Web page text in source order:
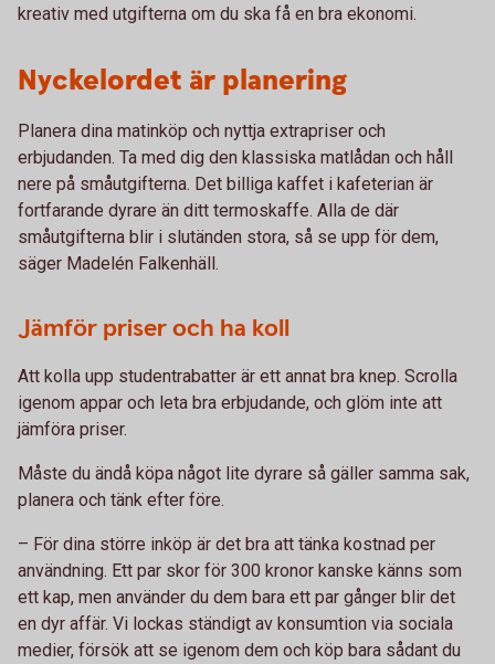
kreativ med utgifterna om du ska få en bra ekonomi.
Nyckelordet är planering
Planera dina matinköp och nyttja extrapriser och
erbjudanden. Ta med dig den klassiska matlådan och håll
nere på småutgifterna. Det billiga kaffet i kafeterian är
fortfarande dyrare än ditt termoskaffe. Alla de där
småutgifterna blir i slutänden stora, så se upp för dem,
säger Madelén Falkenhäll.
Jämför priser och ha koll
Att kolla upp studentrabatter är ett annat bra knep. Scrolla
igenom appar och leta bra erbjudande, och glöm inte att
jämföra priser.
Måste du ändå köpa något lite dyrare så gäller samma sak,
planera och tänk efter före.
– För dina större inköp är det bra att tänka kostnad per
användning. Ett par skor för 300 kronor kanske känns som
ett kap, men använder du dem bara ett par gånger blir det
en dyr affär. Vi lockas ständigt av konsumtion via sociala
medier, försök att se igenom dem och köp bara sådant du